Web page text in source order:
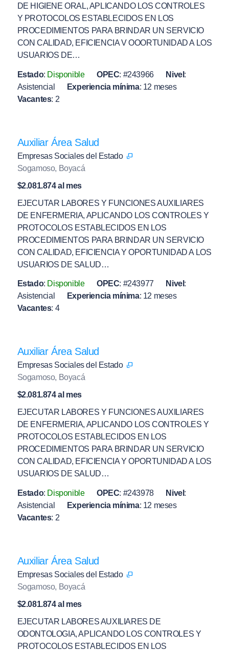
DE HIGIENE ORAL, APLICANDO LOS CONTROLES
Y PROTOCOLOS ESTABLECIDOS EN LOS
PROCEDIMIENTOS PARA BRINDAR UN SERVICIO
CON CALIDAD, EFICIENCIA V OOORTUNIDAD A LOS
USUARIOS DE…
Estado: Disponible OPEC: #243966 Nivel :
Asistencial
Experiencia mínima: 12 meses
Vacantes: 2
Auxiliar Área Salud
Empresas Sociales del Estado
Sogamoso, Boyacá
$2.081.874 al mes
EJECUTAR LABORES Y FUNCIONES AUXILIARES
DE ENFERMERIA, APLICANDO LOS CONTROLES Y
PROTOCOLOS ESTABLECIDOS EN LOS
PROCEDIMIENTOS PARA BRINDAR UN SERVICIO
CON CALIDAD, EFICIENCIA Y OPORTUNIDAD A LOS
USUARIOS DE SALUD…
Estado: Disponible OPEC: #243977 Nivel :
Asistencial
Experiencia mínima: 12 meses
Vacantes: 4
Auxiliar Área Salud
Empresas Sociales del Estado
Sogamoso, Boyacá
$2.081.874 al mes
EJECUTAR LABORES Y FUNCIONES AUXILIARES
DE ENFERMERIA, APLICANDO LOS CONTROLES Y
PROTOCOLOS ESTABLECIDOS EN LOS
PROCEDIMIENTOS PARA BRINDAR UN SERVICIO
CON CALIDAD, EFICIENCIA Y OPORTUNIDAD A LOS
USUARIOS DE SALUD…
Estado: Disponible OPEC: #243978 Nivel :
Asistencial
Experiencia mínima: 12 meses
Vacantes: 2
Auxiliar Área Salud
Empresas Sociales del Estado
Sogamoso, Boyacá
$2.081.874 al mes
EJECUTAR LABORES AUXILIARES DE
ODONTOLOGIA, APLICANDO LOS CONTROLES Y
PROTOCOLOS ESTABLECIDOS EN LOS